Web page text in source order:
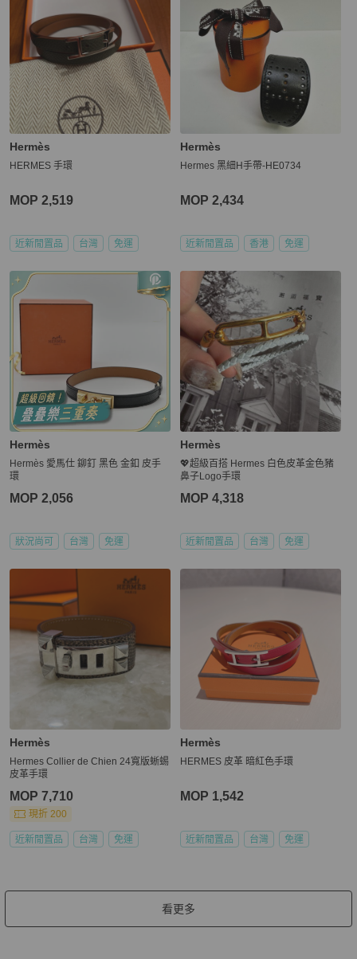
Hermès
HERMES 手環
MOP 2,519
近新閒置品 台灣 免運
Hermès
Hermes 黑細H手帶-HE0734
MOP 2,434
近新閒置品 香港 免運
Hermès
Hermès 愛馬仕 鉚釘 黑色 金釦 皮手
環
MOP 2,056
狀況尚可 台灣 免運
Hermès
💖超級百搭 Hermes 白色皮革金色豬
鼻子Logo手環
MOP 4,318
近新閒置品 台灣 免運
Hermès
Hermes Collier de Chien 24寬版蜥蜴
皮革手環
MOP 7,710
現折 200
近新閒置品 台灣 免運
Hermès
HERMES 皮革 暗紅色手環
MOP 1,542
近新閒置品 台灣 免運
看更多